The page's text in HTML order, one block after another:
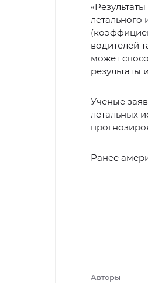
летального
водителей
может
результаты
Ученые
летальных
Ранее
Авторы